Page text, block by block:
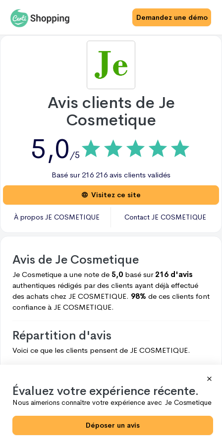
Demandez une démo
Avis clients de Je
Cosmetique
5,0 /5
Basé sur 216 216 avis clients validés
Visitez ce site
À propos JE COSMETIQUE Contact JE COSMETIQUE
Avis de Je Cosmetique
Je Cosmetique a une note de 5,0 basé sur 216 d'avis
authentiques rédigés par des clients ayant déjà effectué
des achats chez JE COSMETIQUE. 98% de ces clients font
confiance à JE COSMETIQUE.
Répartition d'avis
Voici ce que les clients pensent de JE COSMETIQUE.
3 0
2 0
Évaluez votre expérience récente.
Nous aimerions connaître votre expérience avec Je Cosmetique
Déposer un avis